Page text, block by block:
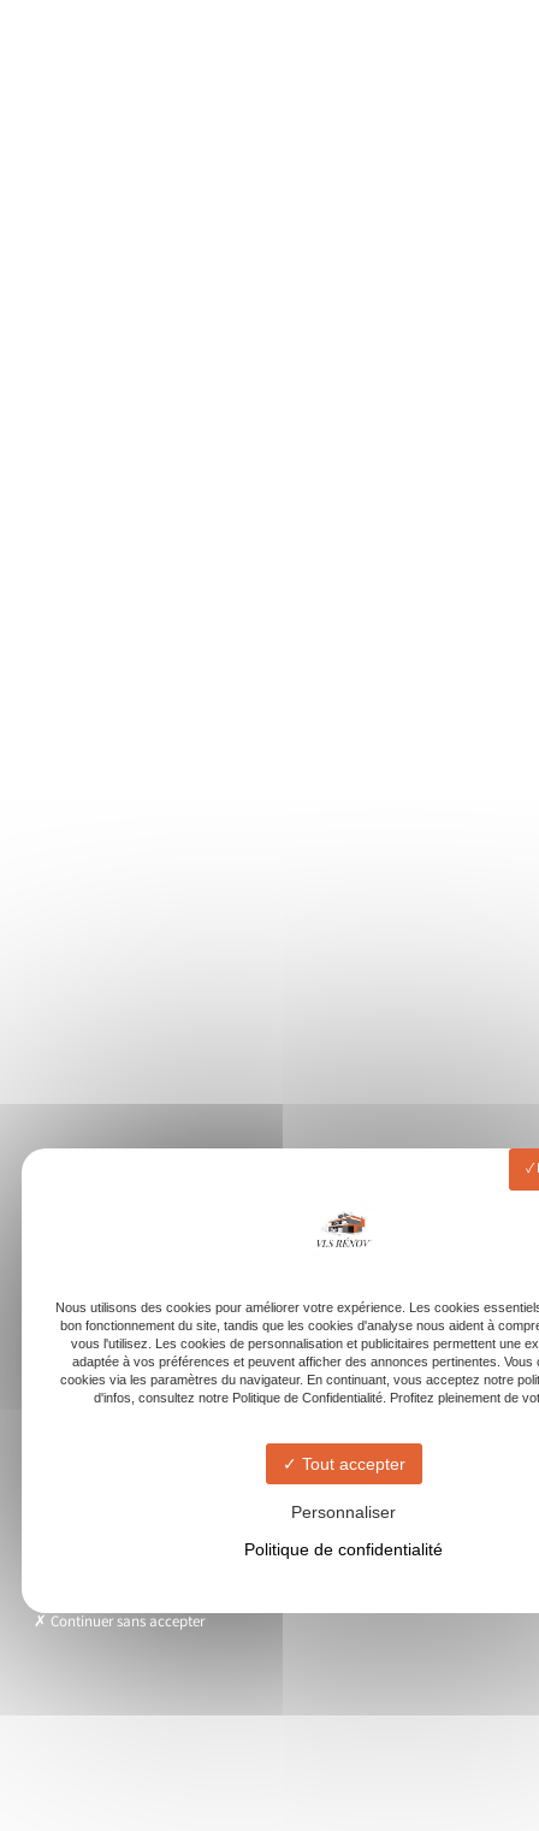
Nous utilisons des cookies pour améliorer votre expérience. Les cookies
bon fonctionnement du site, tandis que les cookies d'analyse nous aident à
vous l'utilisez. Les cookies de personnalisation et publicitaires permettent une
adaptée à vos préférences et peuvent afficher des annonces pertinentes. Vous
cookies via les paramètres du navigateur. En continuant, vous acceptez notre
d'infos, consultez notre Politique de Confidentialité. Profitez pleinement de
Tout accepter
Personnaliser
Politique de confidentialité
Continuer sans accepter